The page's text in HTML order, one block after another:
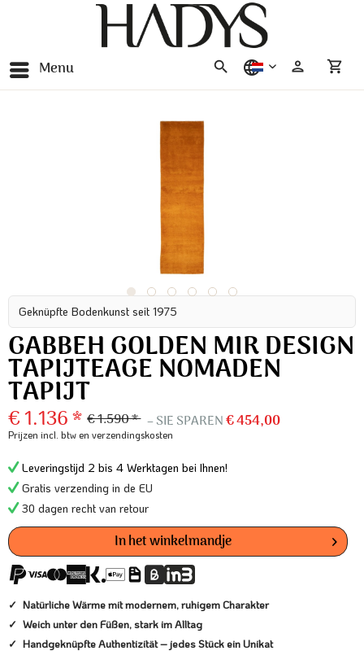
Menu nederlands
Geknüpfte Bodenkunst seit 1975
GABBEH GOLDEN MIR DESIGN
TAPIJTEAGE NOMADEN
TAPIJT
€ 1.136 * € 1.590 * – SIE SPAREN€ 454,00
Prijzen incl. btwen verzendingskosten
Leveringstijd 2 bis 4 Werktagen bei Ihnen!
Gratis verzending in de EU
30 dagen recht van retour
In het winkelmandje
Natürliche Wärme mit modernem, ruhigem Charakter
Weich unter den Füßen, stark im Alltag
Handgeknüpfte Authentizität – jedes Stück ein Unikat